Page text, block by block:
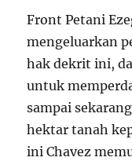
Front Petani
mengeluarkan
hak dekrit ini,
untuk
sampai
hektar tanah
ini Chavez